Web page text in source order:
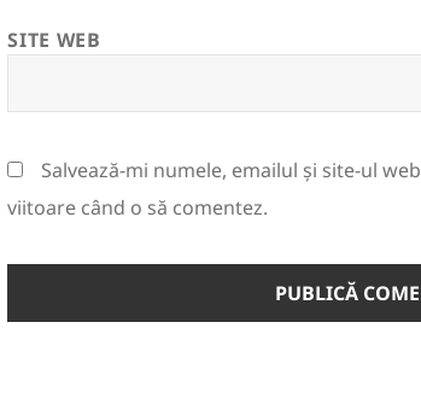
SITE WEB
Salvează-mi numele, emailul și site-ul
viitoare când o să comentez.